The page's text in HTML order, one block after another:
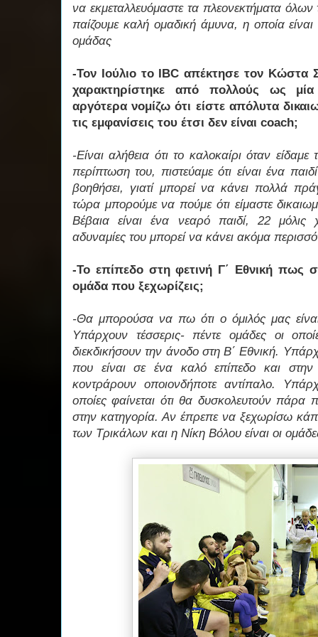
να εκμεταλλευόμαστε τα πλεονεκτήματα
παίζουμε καλή ομαδική άμυνα, η οποία είναι
ομάδας
-Τον Ιούλιο το IBC απέκτησε τον Κώστα
χαρακτηρίστηκε από πολλούς ως
αργότερα νομίζω ότι είστε απόλυτα
τις εμφανίσεις του έτσι δεν είναι coach;
-Είναι αλήθεια ότι το καλοκαίρι όταν
περίπτωση του, πιστεύαμε ότι είναι ένα
βοηθήσει, γιατί μπορεί να κάνει πολλά
τώρα μπορούμε να πούμε ότι είμαστε
Βέβαια είναι ένα νεαρό παιδί, 22 μόλις
αδυναμίες του μπορεί να κάνει ακόμα
-Το επίπεδο στη φετινή Γ΄ Εθνική πως
ομάδα που ξεχωρίζεις;
-Θα μπορούσα να πω ότι ο όμιλός μας
Υπάρχουν τέσσερις- πέντε ομάδες οι
διεκδικήσουν την άνοδο στη Β΄ Εθνική.
που είναι σε ένα καλό επίπεδο και
κοντράρουν οποιονδήποτε αντίπαλο.
οποίες φαίνεται ότι θα δυσκολευτούν
στην κατηγορία. Αν έπρεπε να ξεχωρίσω
των Τρικάλων και η Νίκη Βόλου είναι οι